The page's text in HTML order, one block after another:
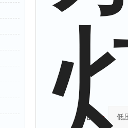
产品：